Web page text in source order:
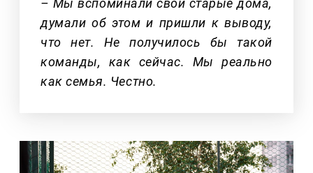
– Мы вспоминали свои старые дома,
думали об этом и пришли к выводу,
что нет. Не получилось бы такой
команды, как сейчас. Мы реально
как семья. Честно.